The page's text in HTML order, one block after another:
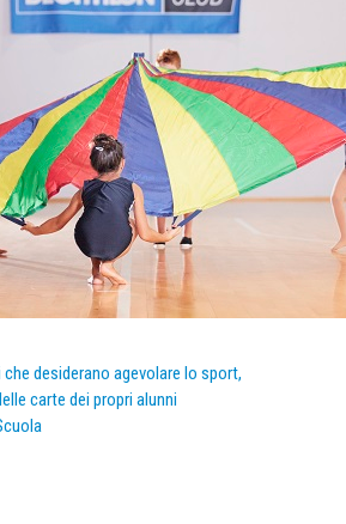
desiderano agevolare lo sport,
carte dei propri alunni